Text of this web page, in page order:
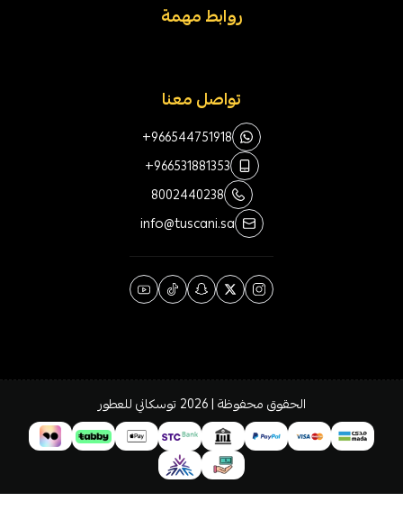
روابط مهمة
تواصل معنا
+966544751918
+966531881353
8002440238
info@tuscani.sa
الحقوق محفوظة | 2026 توسكاني للعطور